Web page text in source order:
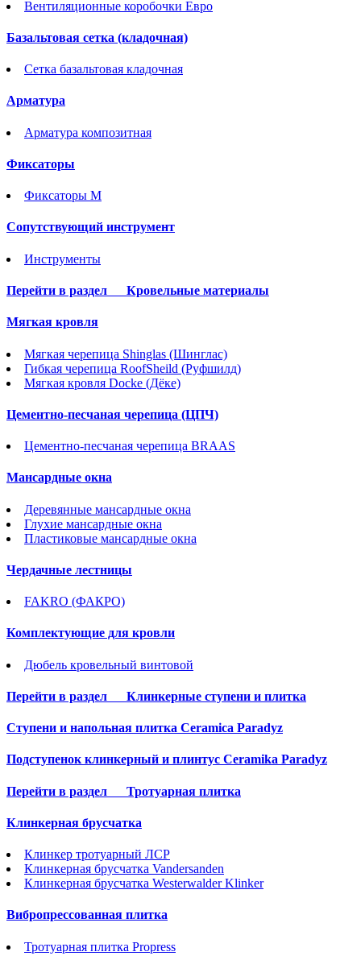
Вентиляционные коробочки Евро
Базальтовая сетка (кладочная)
Сетка базальтовая кладочная
Арматура
Арматура композитная
Фиксаторы
Фиксаторы М
Сопутствующий инструмент
Инструменты
Перейти в раздел Кровельные материалы
Мягкая кровля
Мягкая черепица Shinglas (Шинглас)
Гибкая черепица RoofSheild (Руфшилд)
Мягкая кровля Docke (Дёке)
Цементно-песчаная черепица (ЦПЧ)
Цементно-песчаная черепица BRAAS
Мансардные окна
Деревянные мансардные окна
Глухие мансардные окна
Пластиковые мансардные окна
Чердачные лестницы
FAKRO (ФАКРО)
Комплектующие для кровли
Дюбель кровельный винтовой
Перейти в раздел Клинкерные ступени и плитка
Cтупени и напольная плитка Ceramica Paradyz
Подступенок клинкерный и плинтус Ceramika Paradyz
Перейти в раздел Тротуарная плитка
Клинкерная брусчатка
Клинкер тротуарный ЛСР
Клинкерная брусчатка Vandersanden
Клинкерная брусчатка Westerwalder Klinker
Вибропрессованная плитка
Тротуарная плитка Propress